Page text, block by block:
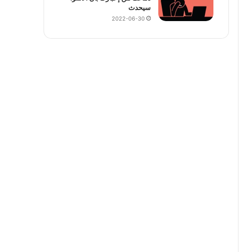
سيحدث
2022-06-30